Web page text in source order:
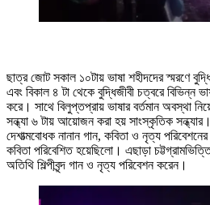
ছাত্র জোট সকাল ১০টায় ভাষা শহীদদের স্মরণে
এবং বিকাল ৪ টা থেকে বুদ্ধিজীবী চত্বরে বিভিন্ন
করে। সাথে বিলুপ্তপ্রায় ভাষার বর্তমান অবস্থা
সন্ধ্যা ৬ টায় আয়োজন করা হয় সাংস্কৃতিক
দেশাত্মবোধক নানান গান, কবিতা ও নৃত্য
কবিতা পরিবেশিত হয়েছিলো। এছাড়া
অতিথি শিল্পীবৃন্দ গান ও নৃত্য পরিবেশন করেন।